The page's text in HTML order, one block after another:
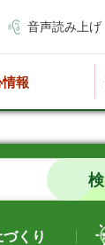
音声読み上げ
情報
づくり